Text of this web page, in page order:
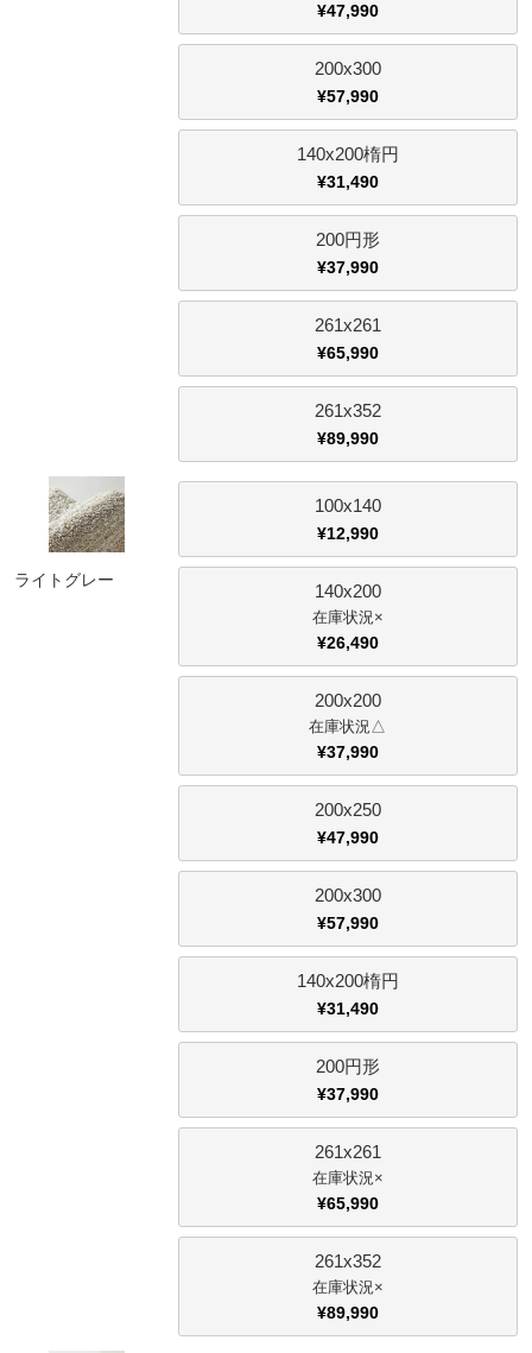
¥47,990
200x300
¥57,990
140x200楕円
¥31,490
200円形
¥37,990
261x261
¥65,990
261x352
¥89,990
ライトグレー
100x140
¥12,990
140x200
×
¥26,490
200x200
△
¥37,990
200x250
¥47,990
200x300
¥57,990
140x200楕円
¥31,490
200円形
¥37,990
261x261
×
¥65,990
261x352
×
¥89,990